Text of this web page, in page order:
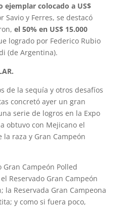
ejemplar colocado a US$
Savio y Ferres, se destacó
el 50% en US$ 15.000
logrado por Federico Rubio
(de Argentina).
de la sequía y otros desafíos
concretó ayer un gran
serie de logros en la Expo
obtuvo con Mejicano el
la raza y Gran Campeón
Campeón Polled
Reservado Gran Campeón
la Reservada Gran Campeona
y como si fuera poco,